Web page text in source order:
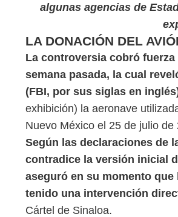
algunas agencias de
LA DONACIÓN DEL
La controversia cobró
semana pasada, la cual
(FBI, por sus siglas en
exhibición) la aeronave
Nuevo México el 25 de julio de
Según las declaraciones de
contradice la versión inicial
aseguró en su momento
tenido una intervención
Cártel de Sinaloa.